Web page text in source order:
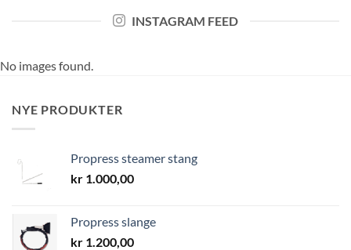
INSTAGRAM FEED
No images found.
NYE PRODUKTER
Propress steamer stang
kr 1.000,00
Propress slange
kr 1.200,00